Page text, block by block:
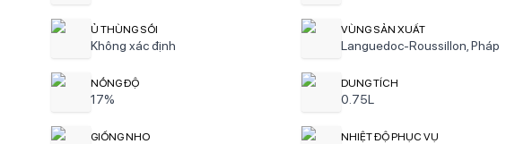
Ủ THÙNG SỒI
Không xác định
NỒNG ĐỘ
17%
GIỐNG NHO
VÙNG SẢN XUẤT
Languedoc-Roussillon, Pháp
DUNG TÍCH
0.75L
NHIỆT ĐỘ PHỤC VỤ